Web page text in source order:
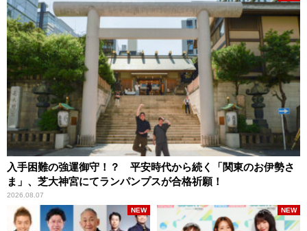
入手困難の強運御守！？ 平安時代から続く「関東のお伊勢さ
ま」、芝大神宮にてランパンプスが合格祈願！
2026.08.07
NEW NEW